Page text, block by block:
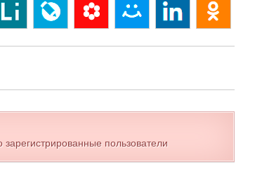
пользователи